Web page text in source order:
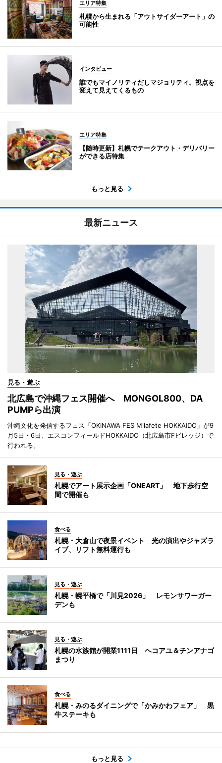
エリア特集
札幌から生まれる「アウトサイダーアート」の
可能性
インタビュー
誰でもマイノリティだしマジョリティ。視点を
変えて見えてくるもの
エリア特集
【随時更新】札幌でテークアウト・デリバリー
ができる店特集
もっと見る
最新ニュース
見る・遊ぶ
北広島で沖縄フェス開催へ MONGOL800、DA
PUMPら出演
沖縄文化を発信するフェス「OKINAWA FES Milafete HOKKAIDO」が9
月5日・6日、エスコンフィールドHOKKAIDO（北広島市Fビレッジ）で
行われる。
見る・遊ぶ
札幌でアート展示企画「ONEART」 地下歩行空
間で開催も
食べる
札幌・大倉山で夜景イベント 光の演出やジャズラ
イブ、リフト無料運行も
見る・遊ぶ
札幌・幌平橋で「川見2026」 レモンサワーガー
デンも
見る・遊ぶ
札幌の水族館が開業1111日 ヘコアユ＆チンアナゴ
まつり
食べる
札幌・みのるダイニングで「かみかわフェア」 黒
牛ステーキも
もっと見る